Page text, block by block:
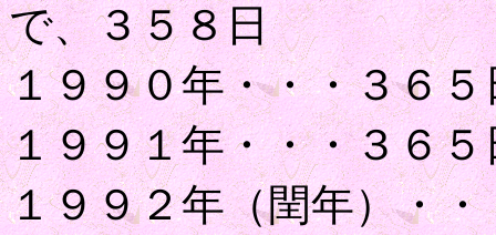
で、３５８日
１９９０年・・・３６５
１９９１年・・・３６５
１９９２年（閏年）・